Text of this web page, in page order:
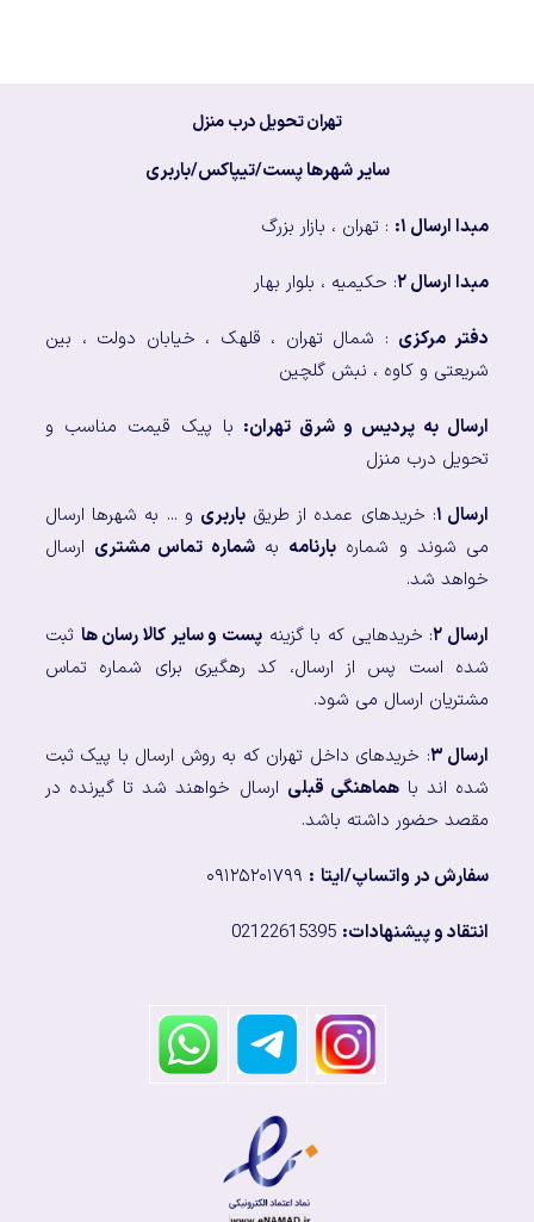
تهران تحویل درب منزل
سایر شهرها پست/تیپاکس/باربری
مبدا ارسال ۱: : تهران ، بازار بزرگ
مبدا ارسال ۲ : حکیمیه ، بلوار بهار
دفتر مرکزی : شمال تهران ، قلهک ، خیابان دولت ، بین
شریعتی و کاوه ، نبش گلچین
ارسال به پردیس و شرق تهران: با پیک قیمت مناسب و
تحویل درب منزل
ارسال ۱ : خریدهای عمده از طریقباربری و ... به شهرها ارسال
می شوند و شماره بارنامه بهشماره تماس مشتری ارسال
خواهد شد.
ارسال ۲ : خریدهایی که با گزینه پست و سایر کالا رسان ها ثبت
شده است پس از ارسال، کد رهگیری برای شماره تماس
مشتریان ارسال می شود.
ارسال ۳
: خریدهای داخل تهران که به روش ارسال با پیک ثبت
شده اند باهماهنگی قبلی ارسال خواهند شد تا گیرنده در
مقصد حضور داشته باشد.
سفارش در واتساپ/ایتا :
انتقاد و پیشنهادات: